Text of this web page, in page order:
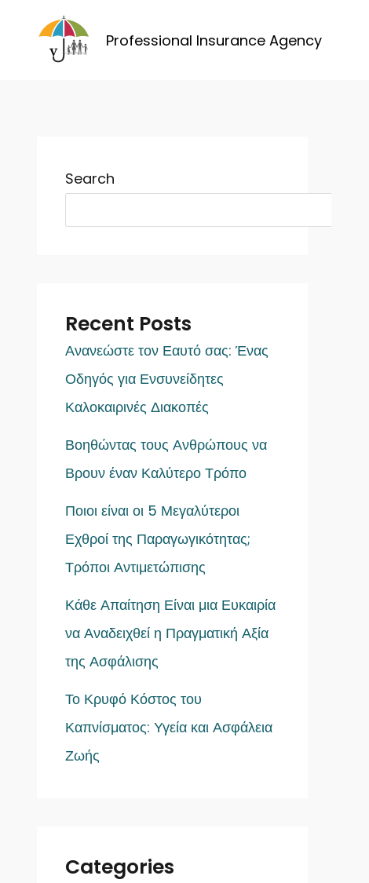
content
Professional Insurance Agency
Search
Recent Posts
Ανανεώστε τον Εαυτό σας: Ένας
Οδηγός για Ενσυνείδητες
Καλοκαιρινές Διακοπές
Βοηθώντας τους Ανθρώπους να
Βρουν έναν Καλύτερο Τρόπο
Ποιοι είναι οι 5 Μεγαλύτεροι
Εχθροί της Παραγωγικότητας;
Τρόποι Αντιμετώπισης
Κάθε Απαίτηση Είναι μια Ευκαιρία
να Αναδειχθεί η Πραγματική Αξία
της Ασφάλισης
Το Κρυφό Κόστος του
Καπνίσματος: Υγεία και Ασφάλεια
Ζωής
Categories